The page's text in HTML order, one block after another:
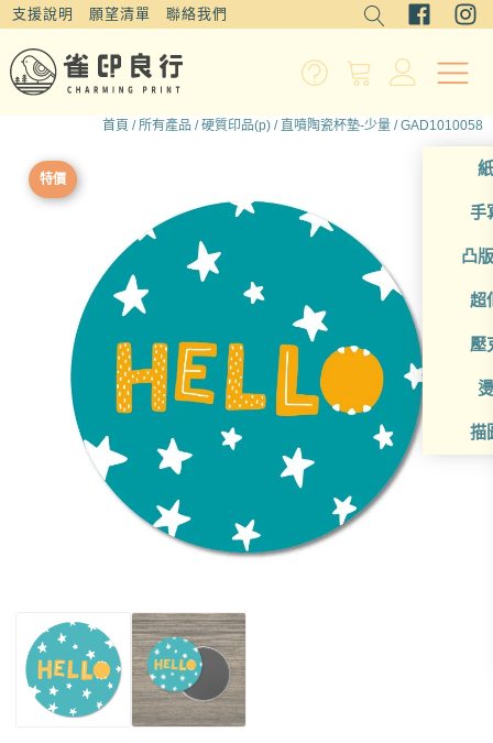
支援說明 願望清單 聯絡我們
手
凸
超
壓
描
首頁 /所有產品 /硬質印品(p) / 直噴陶瓷杯墊-少量 / GAD1010058
特價